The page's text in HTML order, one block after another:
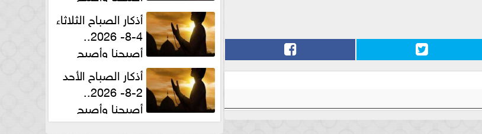
الملك لله والحمد للهأذكار الصباح الثلاثاء
4-8- 2026..
أصبحنا وأصبح
الملك لله والحمد للهأذكار الصباح الأحد
2-8- 2026..
أصبحنا وأصبح
الملك لله والحمد لله